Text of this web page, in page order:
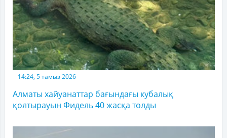
14:24, 5 тамыз 2026
Алматы хайуанаттар бағындағы кубалық
қолтырауын Фидель 40 жасқа толды